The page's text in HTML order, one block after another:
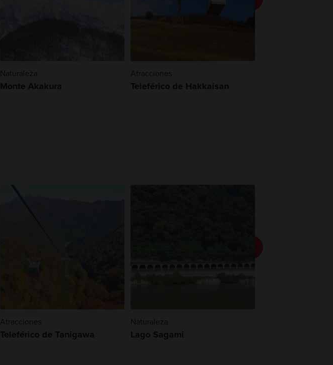
Naturaleza
Monte Akakura
Atracciones
Teleférico de Hakkaisan
Atracciones
Teleférico de Tanigawa
Naturaleza
Lago Sagami